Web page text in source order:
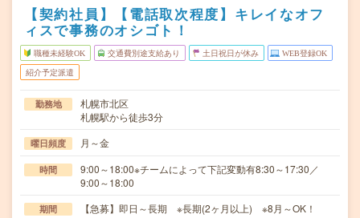
【契約社員】【電話取次程度】キレイなオフ
ィスで事務のオシゴト！
職種未経験OK 交通費別途支給あり 土日祝日が休み WEB登録OK
紹介予定派遣
勤務地
札幌市北区
札幌駅から徒歩3分
曜日頻度 月～金
時間
9:00～18:00※チームによって下記変動有8:30～17:30／
9:00～18:00
期間 【急募】即日～長期 ※長期(2ヶ月以上) ※8月～OK！